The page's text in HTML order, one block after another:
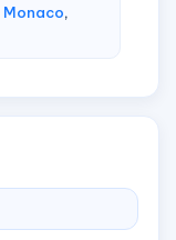
Monaco,